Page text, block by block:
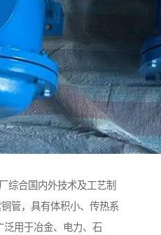
综合国内外技术及工艺制
管，具有体积小、传热系
泛用于冶金、电力、石